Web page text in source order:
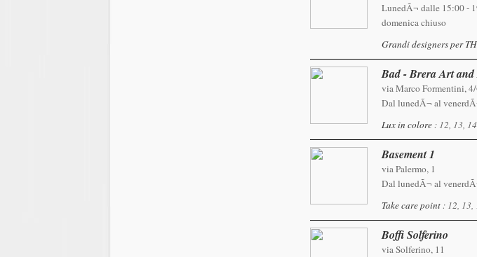
LunedÃ¬ dalle 15:00 -
domenica chiuso
Grandi designers per
Bad - Brera Art and
via Marco Formentini,
Dal lunedÃ¬ al
Lux in colore: 12, 13,
Basement 1
via Palermo, 1
Dal lunedÃ¬ al
Take care point: 12, 13,
Boffi Solferino
via Solferino, 11